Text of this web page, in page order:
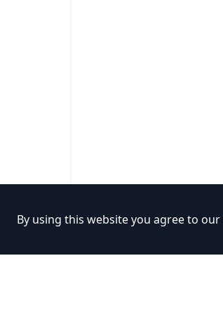
By using this website you agree to our